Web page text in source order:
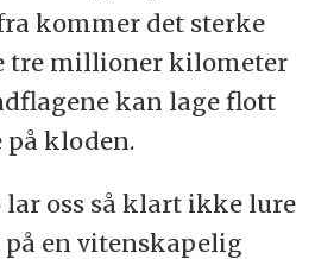
kommer det sterke
tre millioner kilometer
kan lage flott
på kloden.
oss så klart ikke lure
en vitenskapelig